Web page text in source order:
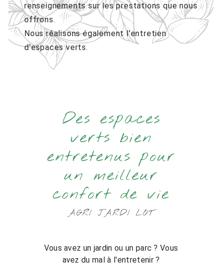
renseignements sur les prestations que nous
offrons.
Nous réalisons également l'entretien
d'espaces verts.
Des espaces
verts bien
entretenus pour
un meilleur
confort de vie
AGRI JARDI LOT
Vous avez un jardin ou un parc ? Vous
avez du mal à l'entretenir ?